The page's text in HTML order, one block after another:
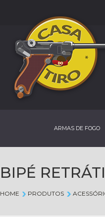
ARMAS DE FOGO
BIPÉ
HOME PRODUTOS